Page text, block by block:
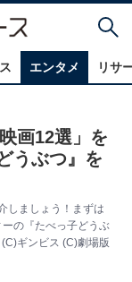
エンタメ リサ
画12選」を
うぶつ』を
しましょう！まずは
ーの『たべっ子どうぶ
ギンビス (C)劇場版